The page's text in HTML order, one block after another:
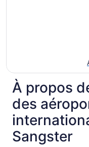
À propos
des
Sangster